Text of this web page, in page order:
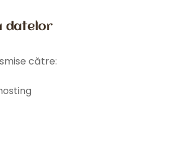
datelor
către: